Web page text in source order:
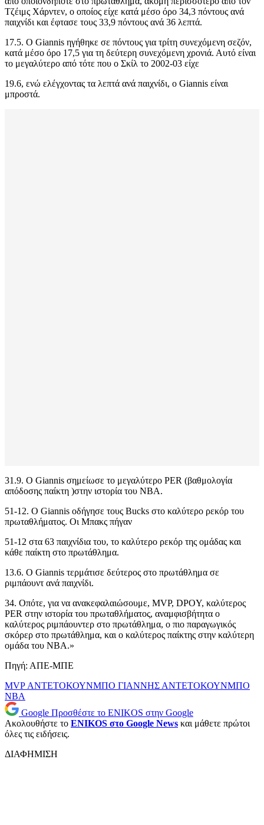
Τζέιμς Χάρντεν, ο οποίος είχε κατά μέσο όρο 34,3 πόντους ανά
παιχνίδι και έφτασε τους 33,9 πόντους ανά 36 λεπτά.
17.5. Ο Giannis ηγήθηκε σε πόντους για τρίτη συνεχόμενη σεζόν,
κατά μέσο όρο 17,5 για τη δεύτερη συνεχόμενη χρονιά. Αυτό είναι
το μεγαλύτερο από τότε που ο Σκίλ το 2002-03 είχε
19.6, ενώ ελέγχοντας τα λεπτά ανά παιχνίδι, ο Giannis είναι
μπροστά.
31.9. Ο Giannis σημείωσε το μεγαλύτερο PER (βαθμολογία
απόδοσης παίκτη )στην ιστορία του NBA.
51-12. Ο Giannis οδήγησε τους Bucks στο καλύτερο ρεκόρ του
πρωταθλήματος. Οι Μπακς πήγαν
51-12 στα 63 παιχνίδια του, το καλύτερο ρεκόρ της ομάδας και
κάθε παίκτη στο πρωτάθλημα.
13.6. Ο Giannis τερμάτισε δεύτερος στο πρωτάθλημα σε
ριμπάουντ ανά παιχνίδι.
34. Οπότε, για να ανακεφαλαιώσουμε, MVP, DPOY, καλύτερος
PER στην ιστορία του πρωταθλήματος, αναμφισβήτητα ο
καλύτερος ριμπάουντερ στο πρωτάθλημα, ο πιο παραγωγικός
σκόρερ στο πρωτάθλημα, και ο καλύτερος παίκτης στην καλύτερη
ομάδα του NBA.»
Πηγή: ΑΠΕ-ΜΠΕ
MVP ΑΝΤΕΤΟΚΟΥΝΜΠΟ ΓΙΑΝΝΗΣ ΑΝΤΕΤΟΚΟΥΝΜΠΟ
ΝΒΑ
Google Προσθέστε το ENIKOS στην Google
Ακολουθήστε το ENIKOS στο Google News και μάθετε πρώτοι
όλες τις ειδήσεις.
ΔΙΑΦΗΜΙΣΗ